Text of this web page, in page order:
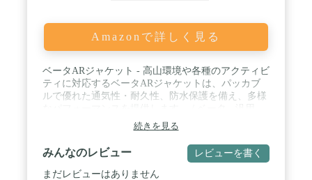
Amazonで詳しく見る
ベータARジャケット - 高山環境や各種のアクティビ
ティに対応するベータARジャケットは、パッカブ
ルで優れた通気性・耐久性、防水保護を備え、多様
性：さまざまなアクティビティや条件に対応する高
性能。 / オールラウンド - 高性能の耐候保護と素材
を使用して、さまざまなアクティビティに対する汎
用性を強化しています。 / アークテリクス エッセン
シャル - さまざまなアクティビティや条件に対応す
続きを見る
みんなのレビュー レビューを書く
まだレビューはありません